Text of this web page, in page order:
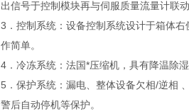
出信号于控制模块再与伺服质量流量计联
3．控制系统：设备控制系统设计于箱体
作简单。
4．冷冻系统：法国*压缩机，具有降温除湿
5．保护系统：漏电、整体设备欠相/逆相
警后自动停机等保护。